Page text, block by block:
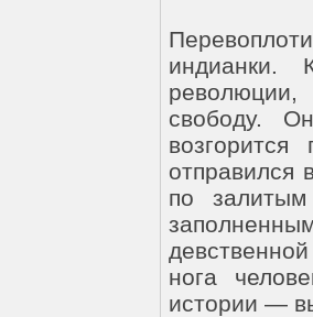
индианки.
свободу.
отправился
по
нога
истории —